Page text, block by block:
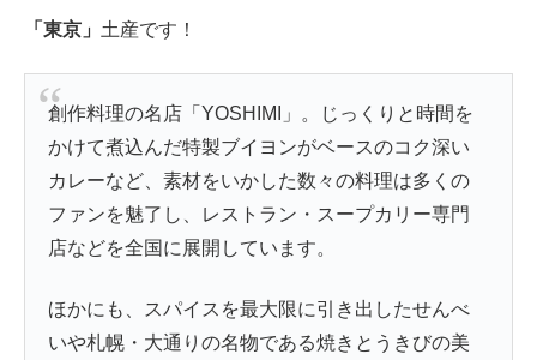
「東京」 土産です！
創作料理の名店「YOSHIMI」。じっくりと時間を
かけて煮込んだ特製ブイヨンがベースのコク深い
カレーなど、素材をいかした数々の料理は多くの
ファンを魅了し、レストラン・スープカリー専門
店などを全国に展開しています。
ほかにも、スパイスを最大限に引き出したせんべ
いや札幌・大通りの名物である焼きとうきびの美